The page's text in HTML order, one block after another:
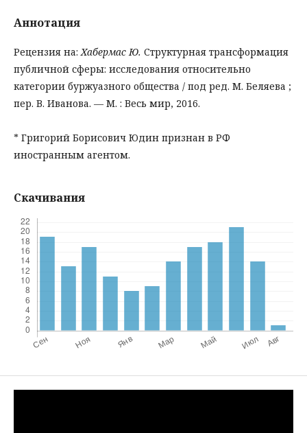
Аннотация
Рецензия на:Хабермас Ю. Структурная трансформация
публичной сферы: исследования относительно
категории буржуазного общества / под ред. М. Беляева ;
пер. В. Иванова. — М. : Весь мир, 2016.
* Григорий Борисович Юдин признан в РФ
иностранным агентом.
Скачивания